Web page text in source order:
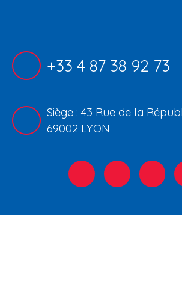
+33 4 87 38 92 73
Siège : 43 Rue de la
69002 LYON